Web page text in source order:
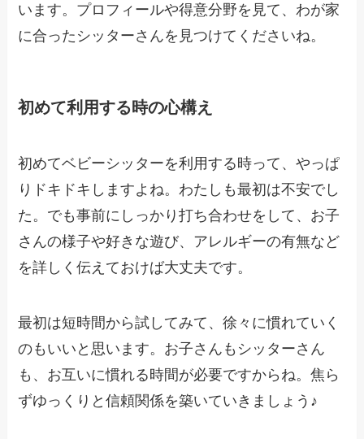
います。プロフィールや得意分野を見て、わが家
に合ったシッターさんを見つけてくださいね。
初めて利用する時の心構え
初めてベビーシッターを利用する時って、やっぱ
りドキドキしますよね。わたしも最初は不安でし
た。でも事前にしっかり打ち合わせをして、お子
さんの様子や好きな遊び、アレルギーの有無など
を詳しく伝えておけば大丈夫です。
最初は短時間から試してみて、徐々に慣れていく
のもいいと思います。お子さんもシッターさん
も、お互いに慣れる時間が必要ですからね。焦ら
ずゆっくりと信頼関係を築いていきましょう♪